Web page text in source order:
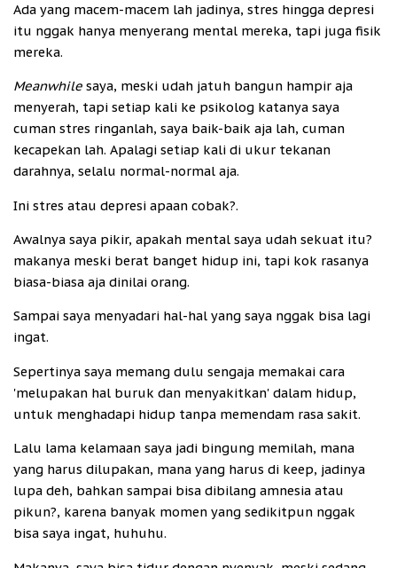
Ada yang macem-macem lah jadinya, stres hingga depresi
itu nggak hanya menyerang mental mereka, tapi juga fisik
mereka.
Meanwhile saya, meski udah jatuh bangun hampir aja
menyerah, tapi setiap kali ke psikolog katanya saya
cuman stres ringanlah, saya baik-baik aja lah, cuman
kecapekan lah. Apalagi setiap kali di ukur tekanan
darahnya, selalu normal-normal aja.
Ini stres atau depresi apaan cobak?.
Awalnya saya pikir, apakah mental saya udah sekuat itu?
makanya meski berat banget hidup ini, tapi kok rasanya
biasa-biasa aja dinilai orang.
Sampai saya menyadari hal-hal yang saya nggak bisa lagi
ingat.
Sepertinya saya memang dulu sengaja memakai cara
'melupakan hal buruk dan menyakitkan' dalam hidup,
untuk menghadapi hidup tanpa memendam rasa sakit.
Lalu lama kelamaan saya jadi bingung memilah, mana
yang harus dilupakan, mana yang harus di keep, jadinya
lupa deh, bahkan sampai bisa dibilang amnesia atau
pikun?, karena banyak momen yang sedikitpun nggak
bisa saya ingat, huhuhu.